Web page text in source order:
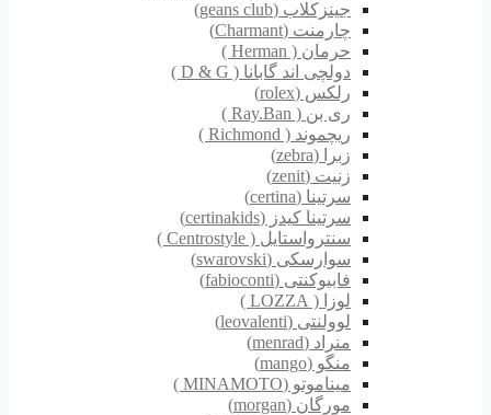
جینزکلاب (geans club)
چارمنت (Charmant)
حرمان ( Herman )
دولچی اند گابانا ( D & G )
رلکس (rolex)
ری بن ( Ray.Ban )
ریچموند ( Richmond )
زبرا (zebra)
زنیت (zenit)
سرتینا (certina)
سرتینا کیدز (certinakids)
سنترواستایل ( Centrostyle )
سوارسکی (swarovski)
فابیوکنتی (fabioconti)
لوزا ( LOZZA )
لوولنتی (leovalenti)
منراد (menrad)
منگو (mango)
میناموتو (MINAMOTO )
مورگان (morgan)